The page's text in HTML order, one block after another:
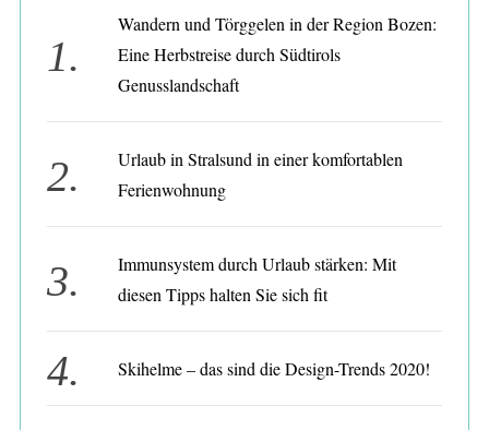
Wandern und Törggelen in der Region Bozen:
Eine Herbstreise durch Südtirols
Genusslandschaft
Urlaub in Stralsund in einer komfortablen
Ferienwohnung
Immunsystem durch Urlaub stärken: Mit
diesen Tipps halten Sie sich fit
Skihelme – das sind die Design-Trends 2020!